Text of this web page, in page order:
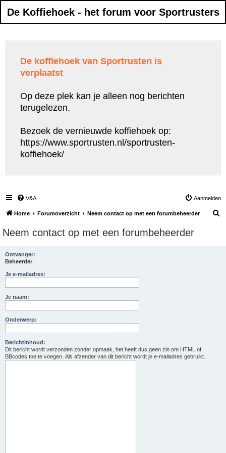
De Koffiehoek - het forum voor Sportrusters
De koffiehoek van Sportrusten is
verplaatst
Op deze plek kan je alleen nog berichten
terugelezen.
Bezoek de vernieuwde koffiehoek op:
https://www.sportrusten.nl/sportrusten-
koffiehoek/
V&A Aanmelden
Home Forumoverzicht Neem contact op met een forumbeheerder
Neem contact op met een forumbeheerder
Ontvanger:
Beheerder
Je e-mailadres:
Je naam:
Onderwerp:
Berichtinhoud:
Dit bericht wordt verzonden zonder opmaak, het heeft dus geen zin om HTML of
BBcodes toe te voegen. Als afzender van dit bericht wordt je e-mailadres gebruikt.